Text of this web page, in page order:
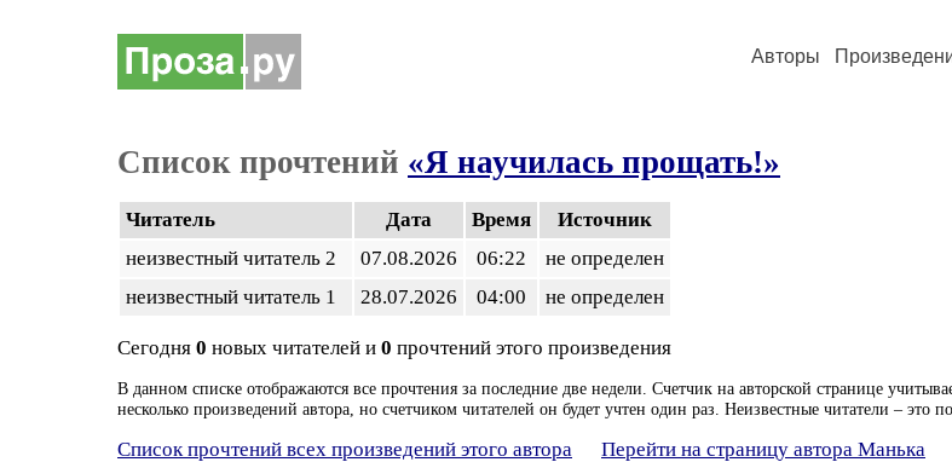
Авторы
Список прочтений «Я научилась прощать!»
Читатель Дата Время
Источник
неизвестный читатель 2
07.08.2026 06:22
не определен
неизвестный читатель 1
28.07.2026 04:00 не определен
Сегодня 0 новых читателей и 0 прочтений этого произведения
В данном списке отображаются все прочтения за последние две недели. Счетчик на авторской странице
несколько произведений автора, но счетчиком читателей он будет учтен один раз. Неизвестные читатели – это
Список прочтений всех произведений этого автора Перейти на страницу автора Манька